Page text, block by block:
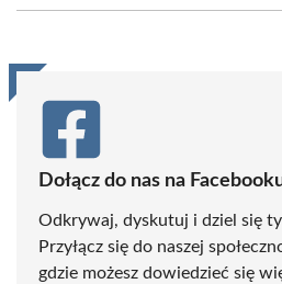
(Twitter)
Dołącz do nas na
Odkrywaj, dyskutuj i dziel się
Przyłącz się do naszej
gdzie możesz dowiedzieć się